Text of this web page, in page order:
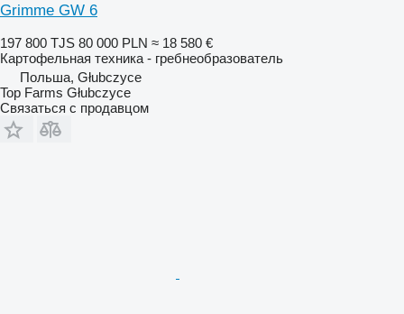
Grimme GW 6
197 800 TJS 80 000 PLN ≈ 18 580 €
Картофельная техника - гребнеобразователь
Польша, Głubczyce
Top Farms Głubczyce
Связаться с продавцом